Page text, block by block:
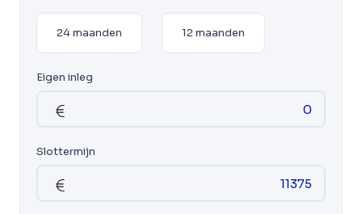
24 maanden 12 maanden
Eigen inleg
Slottermijn